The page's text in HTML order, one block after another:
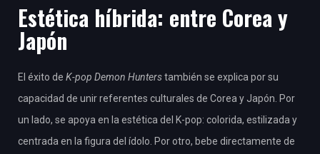
Estética híbrida: entre Corea y
Japón
El éxito de K-pop Demon Hunterstambién se explica por su
capacidad de unir referentes culturales de Corea y Japón. Por
un lado, se apoya en la estética del K-pop: colorida, estilizada y
centrada en la figura del ídolo. Por otro, bebe directamente de